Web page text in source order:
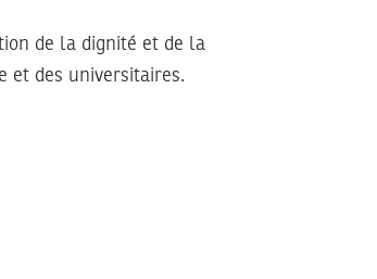
de la dignité et de la
et des universitaires.